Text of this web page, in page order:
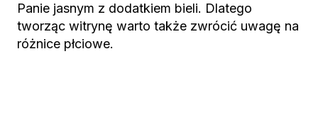
Panie jasnym z dodatkiem bieli. Dlatego
tworząc witrynę warto także zwrócić uwagę na
różnice płciowe.